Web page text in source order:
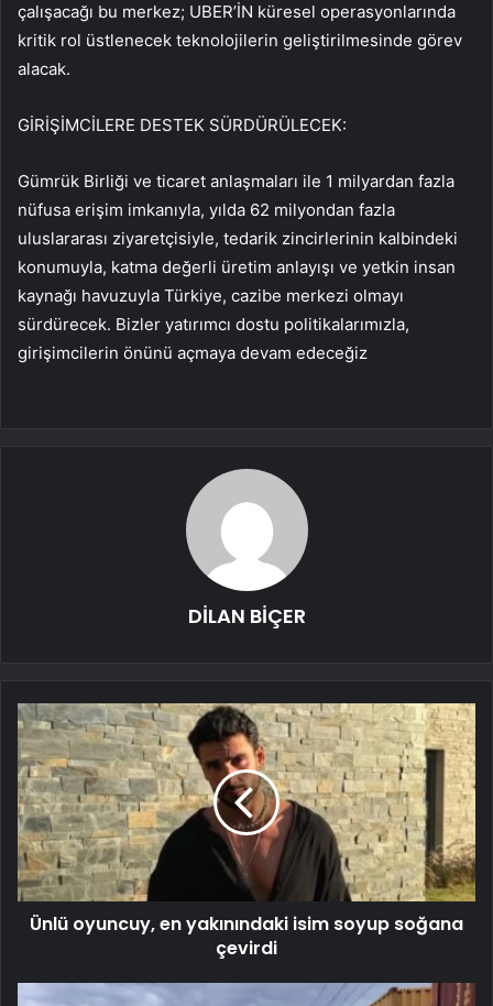
çalışacağı bu merkez; UBER’İN küresel operasyonlarında
kritik rol üstlenecek teknolojilerin geliştirilmesinde görev
alacak.
GİRİŞİMCİLERE DESTEK SÜRDÜRÜLECEK:
Gümrük Birliği ve ticaret anlaşmaları ile 1 milyardan fazla
nüfusa erişim imkanıyla, yılda 62 milyondan fazla
uluslararası ziyaretçisiyle, tedarik zincirlerinin kalbindeki
konumuyla, katma değerli üretim anlayışı ve yetkin insan
kaynağı havuzuyla Türkiye, cazibe merkezi olmayı
sürdürecek. Bizler yatırımcı dostu politikalarımızla,
girişimcilerin önünü açmaya devam edeceğiz
DİLAN BİÇER
Ünlü oyuncuy, en yakınındaki isim soyup soğana
çevirdi